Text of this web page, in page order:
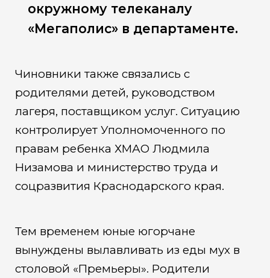
окружному телеканалу
«Мегаполис» в департаменте.
Чиновники также связались с
родителями детей, руководством
лагеря, поставщиком услуг. Ситуацию
контролирует Уполномоченного по
правам ребенка ХМАО Людмила
Низамова и министерство труда и
соцразвития Краснодарского края.
Тем временем юные югорчане
вынуждены вылавливать из еды мух в
столовой «Премьеры». Родители